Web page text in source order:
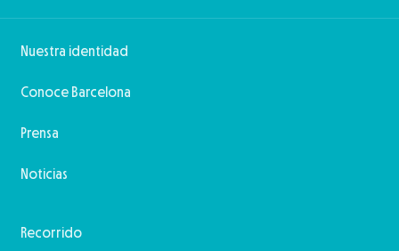
Nuestra identidad
Conoce Barcelona
Prensa
Noticias
Recorrido